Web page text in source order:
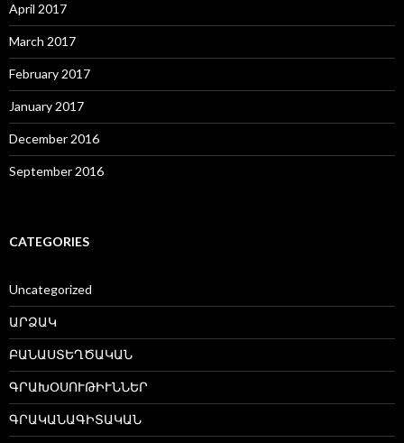
April 2017
March 2017
February 2017
January 2017
December 2016
September 2016
CATEGORIES
Uncategorized
ԱՐՁԱԿ
ԲԱՆԱՍՏԵՂԾԱԿԱՆ
ԳՐԱԽՕՍՈՒԹԻՒՆՆԵՐ
ԳՐԱԿԱՆԱԳԻՏԱԿԱՆ